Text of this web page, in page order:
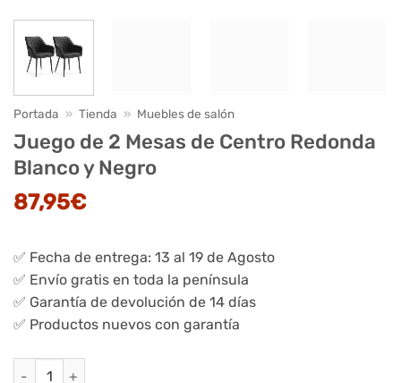
Portada » Tienda » Muebles de salón
Juego de 2 Mesas de Centro Redonda
Blanco y Negro
87,95€
✅ Fecha de entrega: 13 al 19 de Agosto
✅ Envío gratis en toda la península
✅ Garantía de devolución de 14 días
✅ Productos nuevos con garantía
Juego de 2 Mesas de Centro Redonda Blanco y Negro cantidad